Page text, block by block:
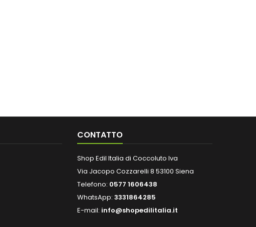
CONTATTO
Shop Edil Italia di Coccoluto Iva
Via Jacopo Cozzarelli 8 53100 Siena
Telefono: 0577 1606438
WhatsApp: 3331864285
E-mail: info@shopedilitalia.it